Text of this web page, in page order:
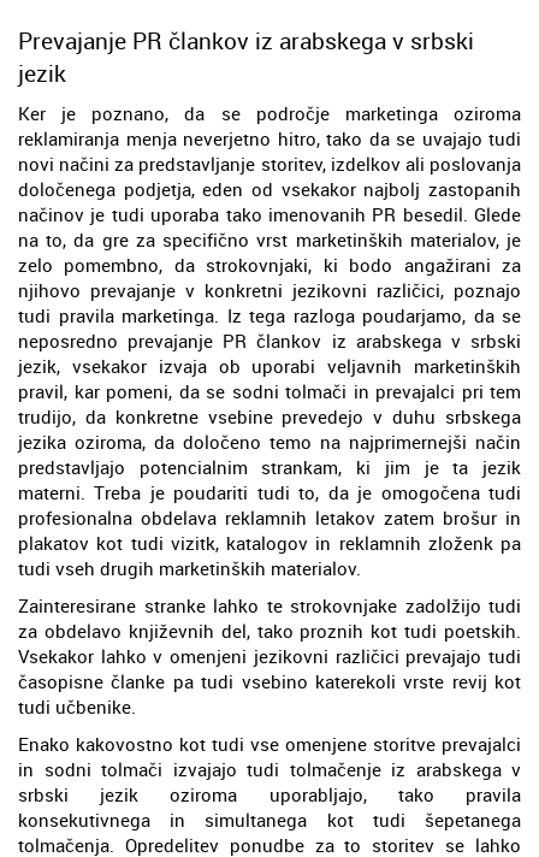
Prevajanje PR člankov iz arabskega v srbski
jezik
Ker je poznano, da se področje marketinga oziroma
reklamiranja menja neverjetno hitro, tako da se uvajajo tudi
novi načini za predstavljanje storitev, izdelkov ali poslovanja
določenega podjetja, eden od vsekakor najbolj zastopanih
načinov je tudi uporaba tako imenovanih PR besedil. Glede
na to, da gre za specifično vrst marketinških materialov, je
zelo pomembno, da strokovnjaki, ki bodo angažirani za
njihovo prevajanje v konkretni jezikovni različici, poznajo
tudi pravila marketinga. Iz tega razloga poudarjamo, da se
neposredno prevajanje PR člankov iz arabskega v srbski
jezik, vsekakor izvaja ob uporabi veljavnih marketinških
pravil, kar pomeni, da se sodni tolmači in prevajalci pri tem
trudijo, da konkretne vsebine prevedejo v duhu srbskega
jezika oziroma, da določeno temo na najprimernejši način
predstavljajo potencialnim strankam, ki jim je ta jezik
materni. Treba je poudariti tudi to, da je omogočena tudi
profesionalna obdelava reklamnih letakov zatem brošur in
plakatov kot tudi vizitk, katalogov in reklamnih zloženk pa
tudi vseh drugih marketinških materialov.
Zainteresirane stranke lahko te strokovnjake zadolžijo tudi
za obdelavo književnih del, tako proznih kot tudi poetskih.
Vsekakor lahko v omenjeni jezikovni različici prevajajo tudi
časopisne članke pa tudi vsebino katerekoli vrste revij kot
tudi učbenike.
Enako kakovostno kot tudi vse omenjene storitve prevajalci
in sodni tolmači izvajajo tudi tolmačenje iz arabskega v
srbski jezik oziroma uporabljajo, tako pravila
konsekutivnega in simultanega kot tudi šepetanega
tolmačenja. Opredelitev ponudbe za to storitev se lahko